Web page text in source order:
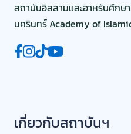
สถาบันอิสลามและอาหรับศึกษ
นครินทร์ Academy of
เกี่ยวกับสถาบันฯ